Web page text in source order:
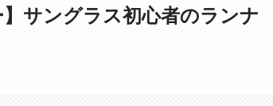
サングラス初心者のランナ